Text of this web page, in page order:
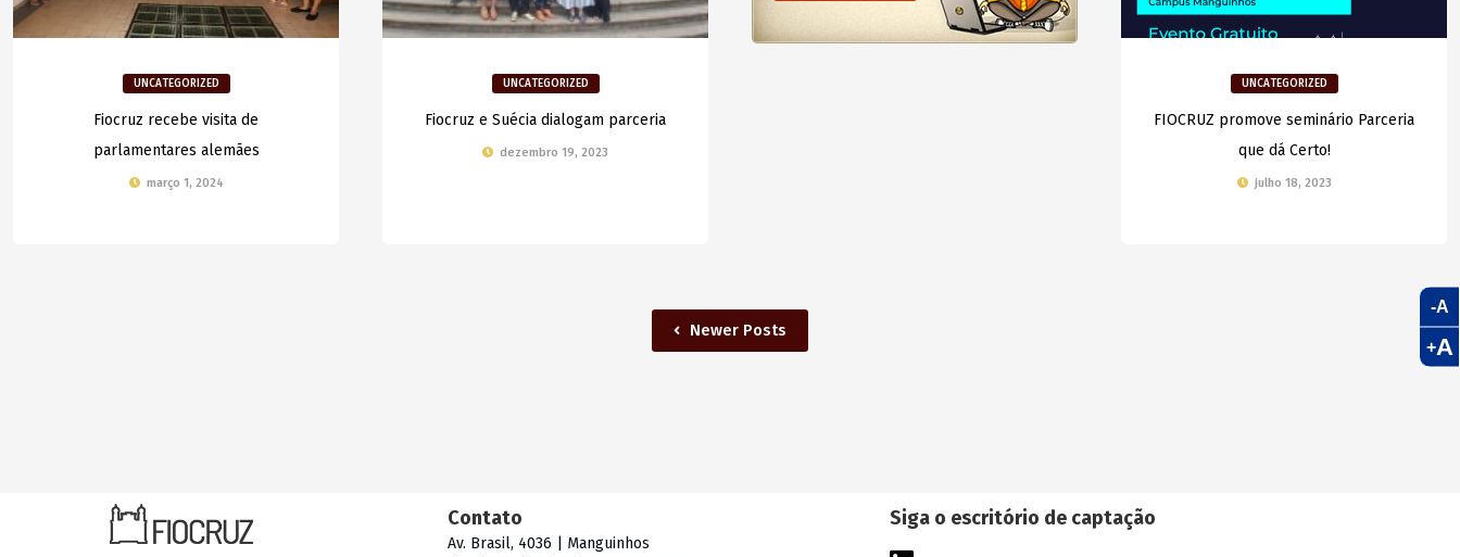
UNCATEGORIZED
Fiocruz recebe visita de
parlamentares alemães
março 1, 2024
UNCATEGORIZED
Fiocruz e Suécia dialogam parceria
dezembro 19, 2023
UNCATEGORIZED
FIOCRUZ promove seminário Parceria
que dá Certo!
julho 18, 2023
Newer Posts
Contato
Av. Brasil, 4036 | Manguinhos
Siga o escritório de captação
-A
+A